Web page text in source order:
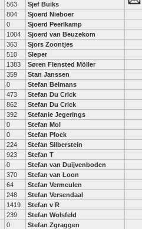
563 Sjef Buiks
804 Sjoerd Nieboer
0 Sjoerd Peerlkamp
1004 Sjoerd van Beuzekom
363 Sjors Zoontjes
510 Sleper
1383 Søren Flensted Möller
359 Stan Janssen
0 Stefan Belmans
473 Stefan Du Crick
862 Stefan Du Crick
392 Stefanie Jegerings
0 Stefan Mol
0 Stefan Plock
224 Stefan Silberstein
923 Stefan T
0 Stefan van Duijvenboden
370 Stefan van Loon
64 Stefan Vermeulen
248 Stefan Versendaal
1419 Stefan v R
239 Stefan Wolsfeld
0 Stefan Zgraggen